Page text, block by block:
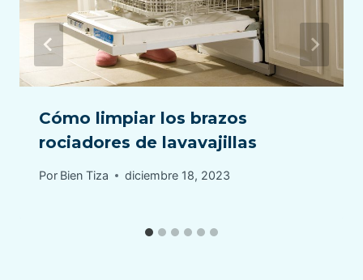
Cómo limpiar los brazos
rociadores de lavavajillas
Por Bien Tiza diciembre 18, 2023